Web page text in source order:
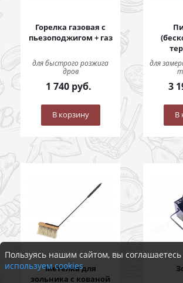
Горелка газовая с
пьезоподжигом + газ
для быстрого розжига
дров
1 740руб.
В корзину
для
3
В
Метёлка для
зольника с кованой
Пользуясь нашим сайтом, вы соглашаетесь
используем cookies